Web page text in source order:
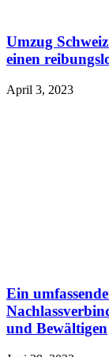
Umzug
einen
April 3, 2023
Ein
und Bewältigen